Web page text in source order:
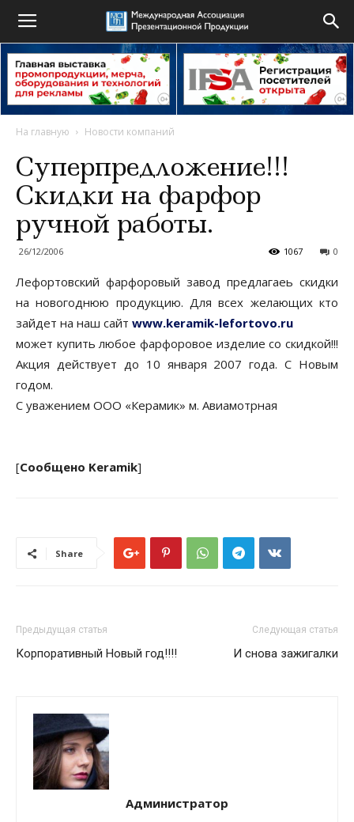
На главную Новости компаний
Суперпредложение!!!
Скидки на фарфор
ручной работы.
26/12/2006 0
1067
Лефортовский фарфоровый завод предлагаеь скидки
на новогоднюю продукцию. Для всех желающих кто
зайдет на наш сайт www.keramik-lefortovo.ru
может купить любое фарфоровое изделие со скидкой!!!
Акция действует до 10 января 2007 года. С Новым
годом.
С уважением ООО «Керамик» м. Авиамотрная
[Сообщено Keramik]
Share
Предыдущая статья
Корпоративный Новый год!!!!
Следующая статья
И снова зажигалки
Администратор